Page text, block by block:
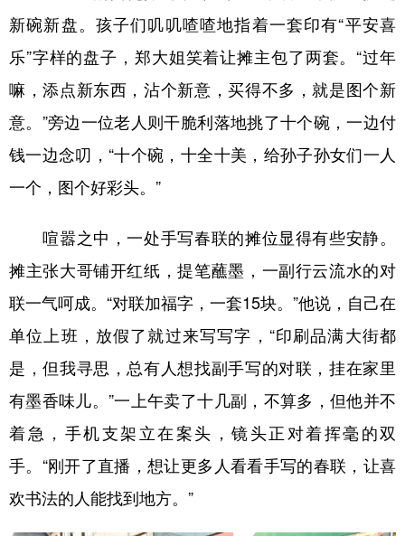
Deutsch Português
新碗新盘。孩子们叽叽喳喳地指着一套印有“平安喜
乐”字样的盘子，郑大姐笑着让摊主包了两套。“过年
嘛，添点新东西，沾个新意，买得不多，就是图个新
意。”旁边一位老人则干脆利落地挑了十个碗，一边付
钱一边念叨，“十个碗，十全十美，给孙子孙女们一人
一个，图个好彩头。”
喧嚣之中，一处手写春联的摊位显得有些安静。
摊主张大哥铺开红纸，提笔蘸墨，一副行云流水的对
联一气呵成。“对联加福字，一套15块。”他说，自己在
单位上班，放假了就过来写写字，“印刷品满大街都
是，但我寻思，总有人想找副手写的对联，挂在家里
有墨香味儿。”一上午卖了十几副，不算多，但他并不
着急，手机支架立在案头，镜头正对着挥毫的双
手。“刚开了直播，想让更多人看看手写的春联，让喜
欢书法的人能找到地方。”